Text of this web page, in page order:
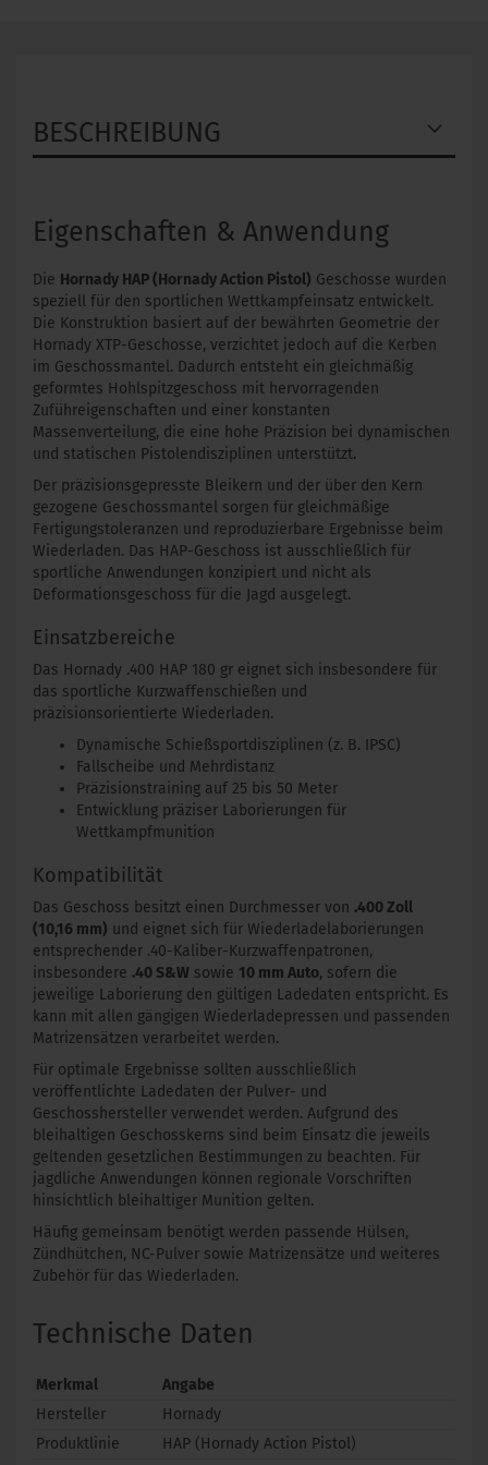
BESCHREIBUNG
Eigenschaften & Anwendung
Die Hornady HAP (Hornady Action Pistol) Geschosse wurden
speziell für den sportlichen Wettkampfeinsatz entwickelt.
Die Konstruktion basiert auf der bewährten Geometrie der
Hornady XTP-Geschosse, verzichtet jedoch auf die Kerben
im Geschossmantel. Dadurch entsteht ein gleichmäßig
geformtes Hohlspitzgeschoss mit hervorragenden
Zuführeigenschaften und einer konstanten
Massenverteilung, die eine hohe Präzision bei dynamischen
und statischen Pistolendisziplinen unterstützt.
Der präzisionsgepresste Bleikern und der über den Kern
gezogene Geschossmantel sorgen für gleichmäßige
Fertigungstoleranzen und reproduzierbare Ergebnisse beim
Wiederladen. Das HAP-Geschoss ist ausschließlich für
sportliche Anwendungen konzipiert und nicht als
Deformationsgeschoss für die Jagd ausgelegt.
Einsatzbereiche
Das Hornady .400 HAP 180 gr eignet sich insbesondere für
das sportliche Kurzwaffenschießen und
präzisionsorientierte Wiederladen.
Dynamische Schießsportdisziplinen (z. B. IPSC)
Fallscheibe und Mehrdistanz
Präzisionstraining auf 25 bis 50 Meter
Entwicklung präziser Laborierungen für
Wettkampfmunition
Kompatibilität
Das Geschoss besitzt einen Durchmesser von .400 Zoll
(10,16 mm) und eignet sich für Wiederladelaborierungen
entsprechender .40-Kaliber-Kurzwaffenpatronen,
insbesondere .40 S&W sowie 10 mm Auto, sofern die
jeweilige Laborierung den gültigen Ladedaten entspricht. Es
kann mit allen gängigen Wiederladepressen und passenden
Matrizensätzen verarbeitet werden.
Für optimale Ergebnisse sollten ausschließlich
veröffentlichte Ladedaten der Pulver- und
Geschosshersteller verwendet werden. Aufgrund des
bleihaltigen Geschosskerns sind beim Einsatz die jeweils
geltenden gesetzlichen Bestimmungen zu beachten. Für
jagdliche Anwendungen können regionale Vorschriften
hinsichtlich bleihaltiger Munition gelten.
Häufig gemeinsam benötigt werden passende Hülsen,
Zündhütchen, NC-Pulver sowie Matrizensätze und weiteres
Zubehör für das Wiederladen.
Technische Daten
Merkmal
Angabe
Hersteller
Hornady
Produktlinie
HAP (Hornady Action Pistol)